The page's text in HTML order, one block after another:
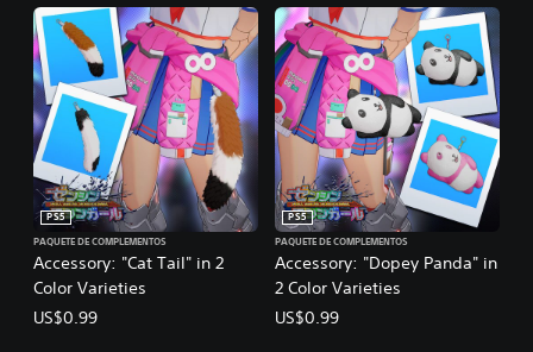
Accessory: "Cat Tail" in 2
Color Varieties
PS5
PAQUETE DE COMPLEMENTOS
US$0.99
Accessory: "Dopey Panda" in
2 Color Varieties
PS5
PAQUETE DE COMPLEMENTOS
US$0.99